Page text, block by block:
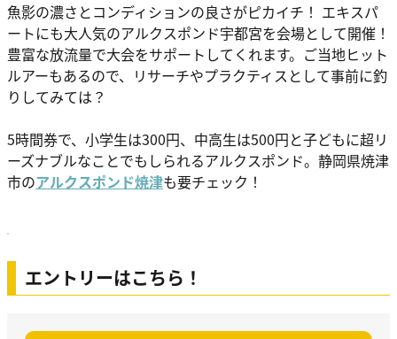
魚影の濃さとコンディションの良さがピカイチ！ エキスパ
ートにも大人気のアルクスポンド宇都宮を会場として開催！
豊富な放流量で大会をサポートしてくれます。ご当地ヒット
ルアーもあるので、リサーチやプラクティスとして事前に釣
りしてみては？
5時間券で、小学生は300円、中高生は500円と子どもに超リ
ーズナブルなことでもしられるアルクスポンド。静岡県焼津
市のアルクスポンド焼津も要チェック！
エントリーはこちら！